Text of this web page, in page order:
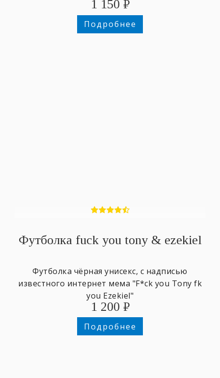
1 150 ₽
Подробнее
Футболка fuck you tony & ezekiel
Футболка чёрная унисекс, с надписью
известного интернет мема "F*ck you Tony fk
you Ezekiel"
1 200 ₽
Подробнее